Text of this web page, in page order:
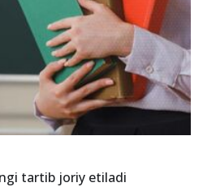
tartib joriy etiladi